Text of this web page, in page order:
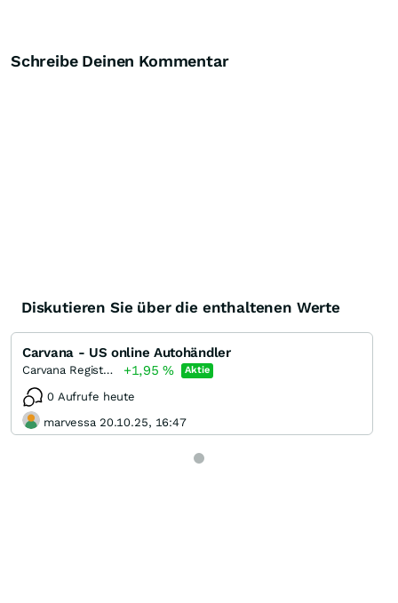
Schreibe Deinen Kommentar
Diskutieren Sie über die enthaltenen Werte
Carvana - US online Autohändler
Carvana Registered (A) +1,95% Aktie
0 Aufrufe heute
marvessa 20.10.25, 16:47